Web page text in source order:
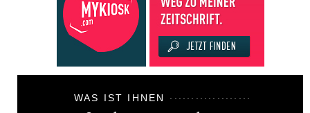
WAS IST IHNEN